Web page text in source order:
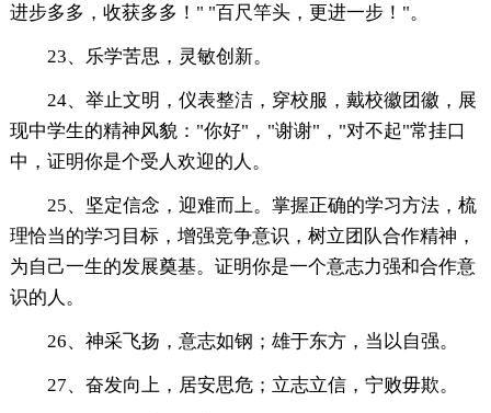
进步多多，收获多多！" "百尺竿头，更进一步！"。
23、乐学苦思，灵敏创新。
24、举止文明，仪表整洁，穿校服，戴校徽团徽，展
现中学生的精神风貌："你好"，"谢谢"，"对不起"常挂口
中，证明你是个受人欢迎的人。
25、坚定信念，迎难而上。掌握正确的学习方法，梳
理恰当的学习目标，增强竞争意识，树立团队合作精神，
为自己一生的发展奠基。证明你是一个意志力强和合作意
识的人。
26、神采飞扬，意志如钢；雄于东方，当以自强。
27、奋发向上，居安思危；立志立信，宁败毋欺。